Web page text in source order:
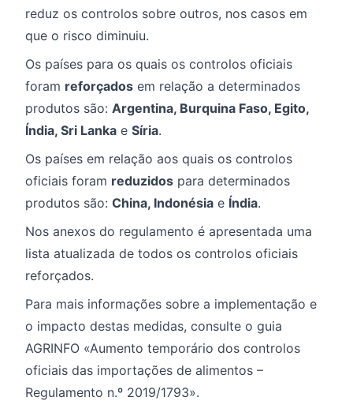
reduz os controlos sobre outros, nos casos em
que o risco diminuiu.
Os países para os quais os controlos oficiais
foram reforçados em relação a determinados
produtos são: Argentina, Burquina Faso, Egito,
Índia, Sri Lanka e Síria.
Os países em relação aos quais os controlos
oficiais foram reduzidos para determinados
produtos são: China, Indonésia e Índia.
Nos anexos do regulamento é apresentada uma
lista atualizada de todos os controlos oficiais
reforçados.
Para mais informações sobre a implementação e
o impacto destas medidas, consulte o guia
AGRINFO «Aumento temporário dos controlos
oficiais das importações de alimentos –
Regulamento n.º 2019/1793».